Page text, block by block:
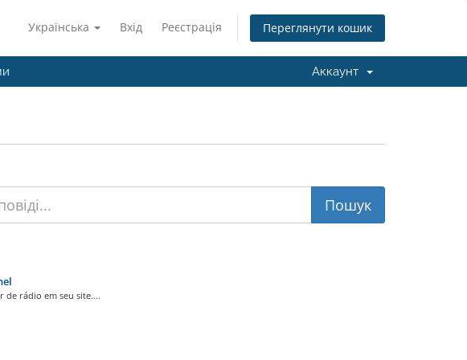
Українська Вхід Реєстрація Переглянути кошик
Аккаунт
de rádio em seu site....